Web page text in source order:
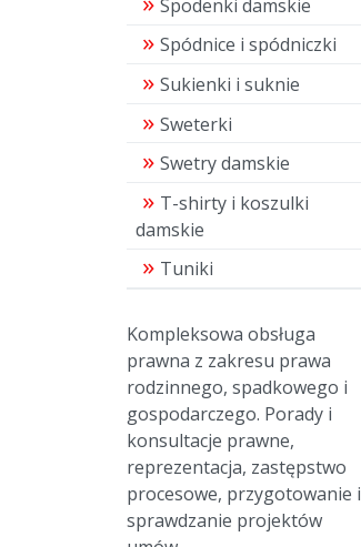
Spodenki damskie
Spódnice i spódniczki
Sukienki i suknie
Sweterki
Swetry damskie
T-shirty i koszulki
damskie
Tuniki
Kompleksowa obsługa
prawna z zakresu prawa
rodzinnego, spadkowego i
gospodarczego. Porady i
konsultacje prawne,
reprezentacja, zastępstwo
procesowe, przygotowanie i
sprawdzanie projektów